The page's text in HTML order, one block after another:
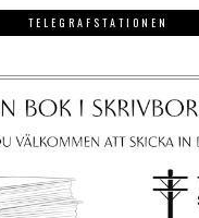
TELEGRAFSTATIONEN